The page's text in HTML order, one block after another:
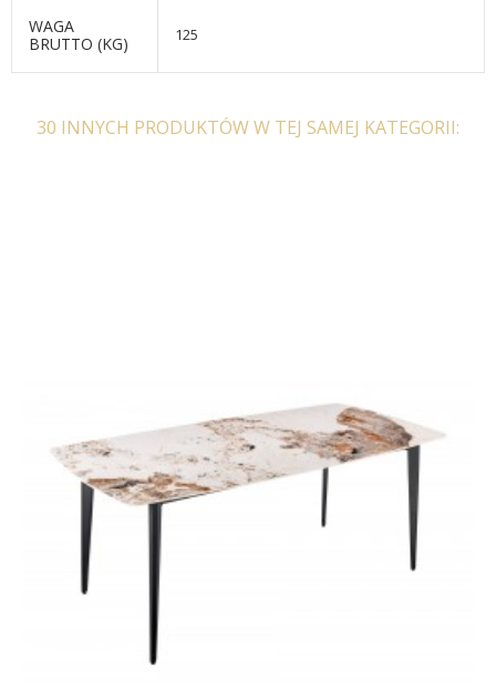
WAGA
BRUTTO (KG)
125
REGAŁ NA WINO
BARRACUDA
347,73 zł 390,71 zł
LAMPA WISZĄCA
BARRACUDA 70 CM
651,47 zł
30 INNYCH PRODUKTÓW W TEJ SAMEJ KATEGORII: